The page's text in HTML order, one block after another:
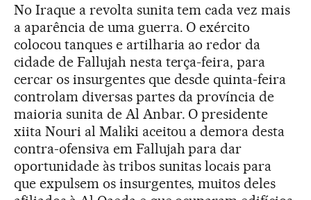
No Iraque a revolta sunita tem cada vez mais
a aparência de uma guerra. O exército
colocou tanques e artilharia ao redor da
cidade de Fallujah nesta terça-feira, para
cercar os insurgentes que desde quinta-feira
controlam diversas partes da província de
maioria sunita de Al Anbar. O presidente
xiita Nouri al Maliki aceitou a demora desta
contra-ofensiva em Fallujah para dar
oportunidade às tribos sunitas locais para
que expulsem os insurgentes, muitos deles